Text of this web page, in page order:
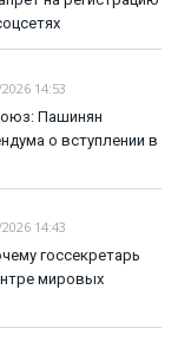
14:53
Пашинян
о вступлении в
14:43
госсекретарь
мировых